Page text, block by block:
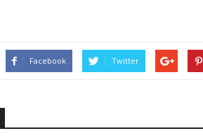
Facebook Twitter